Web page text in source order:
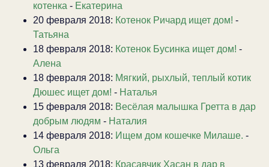
котенка - Екатерина
20 февраля 2018: Котенок Ричард ищет дом! -
Татьяна
18 февраля 2018: Котенок Бусинка ищет дом! -
Алена
18 февраля 2018: Мягкий, рыхлый, теплый котик
Дюшес ищет дом! - Наталья
15 февраля 2018: Весёлая малышка Гретта в дар
добрым людям - Наталия
14 февраля 2018: Ищем дом кошечке Милаше. -
Ольга
13 февраля 2018: Красавчик Хасан в дар в